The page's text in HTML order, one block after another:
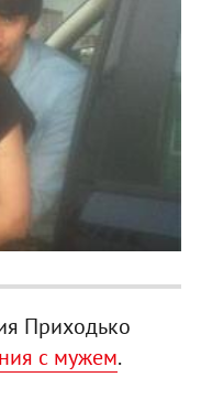
Приходько
с мужем.